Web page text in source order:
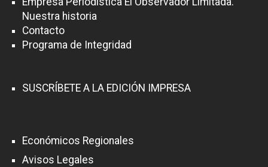
Nuestra historia
Contacto
Programa de Integridad
SUSCRÍBETE A LA EDICIÓN IMPRESA
Económicos Regionales
Avisos Legales